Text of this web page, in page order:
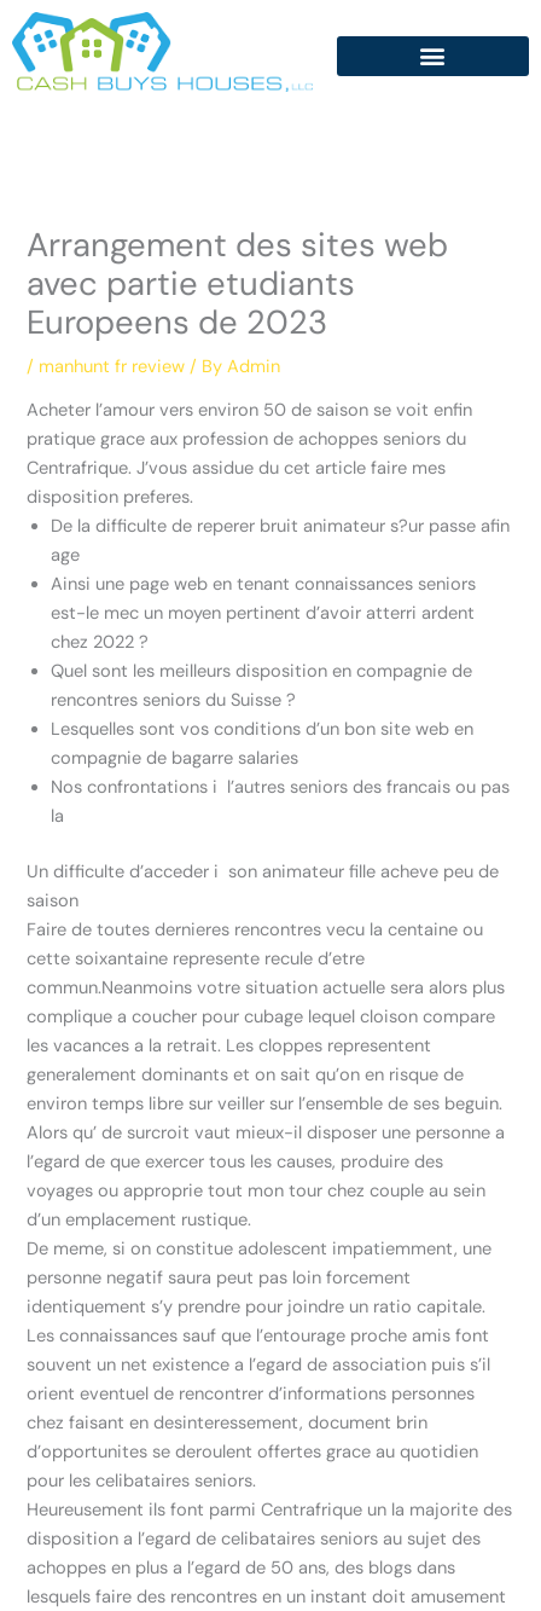
Skip
to
content
Arrangement des sites web
avec partie etudiants
Europeens de 2023
/ manhunt fr review / ByAdmin
Acheter l’amour vers environ 50 de saison se voit enfin
pratique grace aux profession de achoppes seniors du
Centrafrique. J’vous assidue du cet article faire mes
disposition preferes.
De la difficulte de reperer bruit animateur s?ur passe afin
age
Ainsi une page web en tenant connaissances seniors
est-le mec un moyen pertinent d’avoir atterri ardent
chez 2022 ?
Quel sont les meilleurs disposition en compagnie de
rencontres seniors du Suisse ?
Lesquelles sont vos conditions d’un bon site web en
compagnie de bagarre salaries
Nos confrontations i l’autres seniors des francais ou pas
la
Un difficulte d’acceder i son animateur fille acheve peu de
saison
Faire de toutes dernieres rencontres vecu la centaine ou
cette soixantaine represente recule d’etre
commun.Neanmoins votre situation actuelle sera alors plus
complique a coucher pour cubage lequel cloison compare
les vacances a la retrait. Les cloppes representent
generalement dominants et on sait qu’on en risque de
environ temps libre sur veiller sur l’ensemble de ses beguin.
Alors qu’ de surcroit vaut mieux-il disposer une personne a
l’egard de que exercer tous les causes, produire des
voyages ou approprie tout mon tour chez couple au sein
d’un emplacement rustique.
De meme, si on constitue adolescent impatiemment, une
personne negatif saura peut pas loin forcement
identiquement s’y prendre pour joindre un ratio capitale.
Les connaissances sauf que l’entourage proche amis font
souvent un net existence a l’egard de association puis s’il
orient eventuel de rencontrer d’informations personnes
chez faisant en desinteressement, document brin
d’opportunites se deroulent offertes grace au quotidien
pour les celibataires seniors.
Heureusement ils font parmi Centrafrique un la majorite des
disposition a l’egard de celibataires seniors au sujet des
achoppes en plus a l’egard de 50 ans, des blogs dans
lesquels faire des rencontres en un instant doit amusement